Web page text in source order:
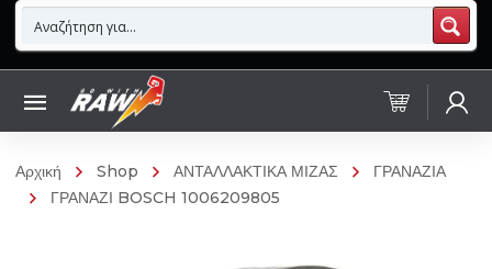
Αρχική Shop ΑΝΤΑΛΛΑΚΤΙΚΑ ΜΙΖΑΣ
ΓΡΑΝΑΖΙΑ
ΓΡΑΝΑΖΙ BOSCH 1006209805